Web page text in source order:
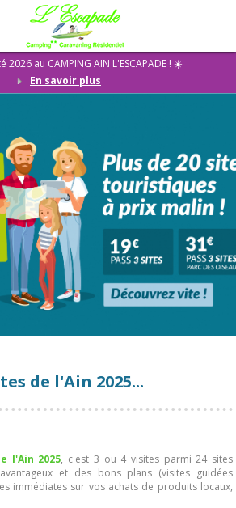
Promotions
Camping
Locations
Restaurant
Activités
Evénementiel
Résidentiel
au CAMPING AIN L'ESCAPADE ! ☀️
En savoir plus
de l'Ain 2025...
l'Ain 2025, c'est 3 ou 4 visites parmi 24 sites
et des bons plans (visites guidées
immédiates sur vos achats de produits locaux,